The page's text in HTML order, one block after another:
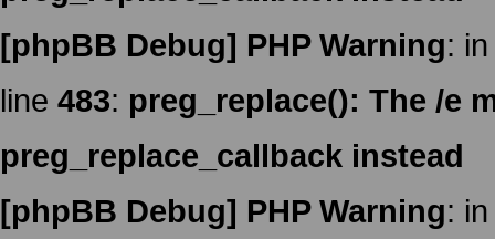
[phpBB Debug] PHP Warning:
line 483: preg_replace(): The /e
preg_replace_callback instead
[phpBB Debug] PHP Warning: